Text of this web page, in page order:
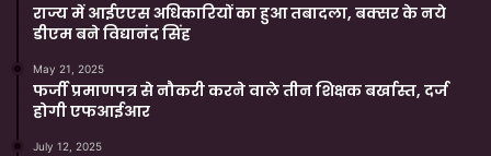
राज्य में आईएएस अधिकारियों का हुआ तबादला, बक्सर के नये
डीएम बने विद्यानंद सिंह
May 21, 2025
फर्जी प्रमाणपत्र से नौकरी करने वाले तीन शिक्षक बर्खास्त, दर्ज
होगी एफआईआर
July 12, 2025